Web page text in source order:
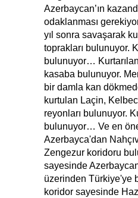
Azerbaycan’ın
odaklanması
yıl sonra savaşarak
toprakları bulunuyor.
bulunuyor…
kasaba bulunuyor.
bir damla kan
kurtulan Laçin,
reyonları bulunuyor.
bulunuyor… Ve en
Azerbayca'dan
Zengezur koridoru
sayesinde
üzerinden Türkiye'ye
koridor sayesinde